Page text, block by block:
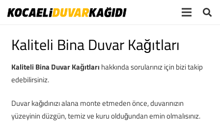
Kaliteli Bina Duvar Kağıtları
Kaliteli Bina Duvar Kağıtları hakkında sorularınız için bizi takip
edebilirsiniz.
Duvar kağıdınızı alana monte etmeden önce, duvarınızın
yüzeyinin düzgün, temiz ve kuru olduğundan emin olmalısınız.